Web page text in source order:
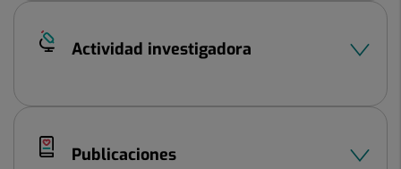
Actividad investigadora
Publicaciones